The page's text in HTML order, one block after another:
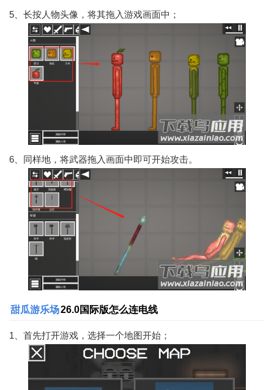
5、长按人物头像，将其拖入游戏画面中；
6、同样地，将武器拖入画面中即可开始攻击。
甜瓜游乐场26.0国际版怎么连电线
1、首先打开游戏，选择一个地图开始；